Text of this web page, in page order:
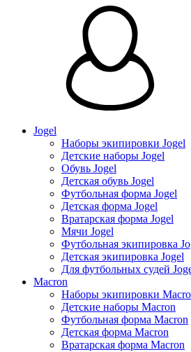
Jogel
Наборы экипировки Jogel
Детские наборы Jogel
Обувь Jogel
Детская обувь Jogel
Футбольная форма Jogel
Детская форма Jogel
Вратарская форма Jogel
Мячи Jogel
Футбольная экипировка
Детская экипировка Jogel
Для футбольных судей
Macron
Наборы экипировки
Детские наборы Macron
Футбольная форма Macron
Детская форма Macron
Вратарская форма Macron